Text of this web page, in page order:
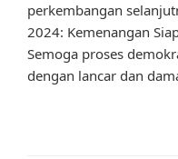
perkembangan
2024: Kemenangan
Semoga proses
dengan lancar dan